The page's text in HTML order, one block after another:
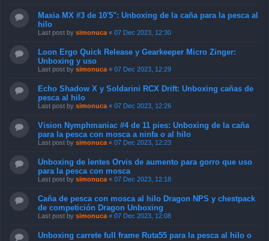
Maxia MX #3 de 10'5": Unboxing de la caña para la pesca al
hilo
Last post by simonuca « 07 Dec 2023, 12:30
Loon Ergo Quick Release y Gearkeeper Micro Zinger:
Unboxing y uso
Last post by simonuca « 07 Dec 2023, 12:29
Echo Shadow X y Soldarini RCX Drift: Unboxing cañas de
pesca al hilo
Last post by simonuca « 07 Dec 2023, 12:26
Vision Nymphmaniac #4 de 11 pies: Unboxing de la caña
para la pesca con mosca a ninfa o al hilo
Last post by simonuca « 07 Dec 2023, 12:23
Unboxing de lentes Orvis de aumento para gorro que uso
para la pesca con mosca
Last post by simonuca « 07 Dec 2023, 12:18
Caña de pesca con mosca al hilo Dragon NPS y chestpack
de competición Dragon Unboxing
Last post by simonuca « 07 Dec 2023, 12:08
Unboxing carrete full frame Ruta55 para la pesca al hilo o